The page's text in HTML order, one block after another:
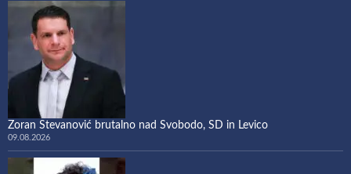
Zoran Stevanović brutalno nad Svobodo, SD in Levico
09.08.2026